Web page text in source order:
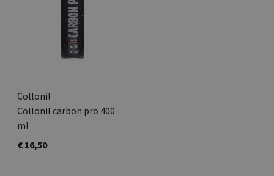
Collonil
Collonil carbon pro 400
ml
€ 16,50